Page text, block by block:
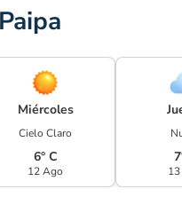
Miércoles
Cielo Claro
6° C
12 Ago